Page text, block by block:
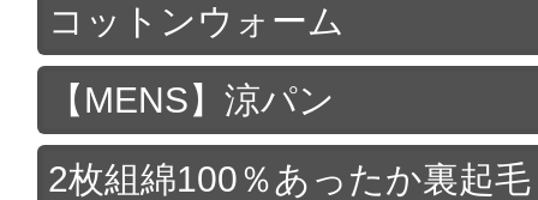
コットンウォーム
【MENS】涼パン
2枚組綿100％あったか裏起毛